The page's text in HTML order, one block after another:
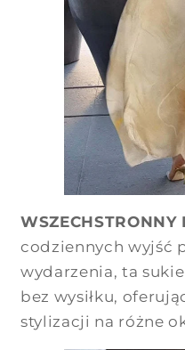
WSZECHSTRONNY
codziennych wyjść
wydarzenia, ta
bez wysiłku,
stylizacji na różne